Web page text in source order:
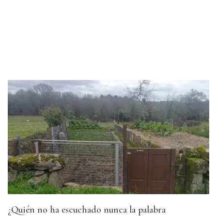
¿Quién no ha escuchado nunca la palabra